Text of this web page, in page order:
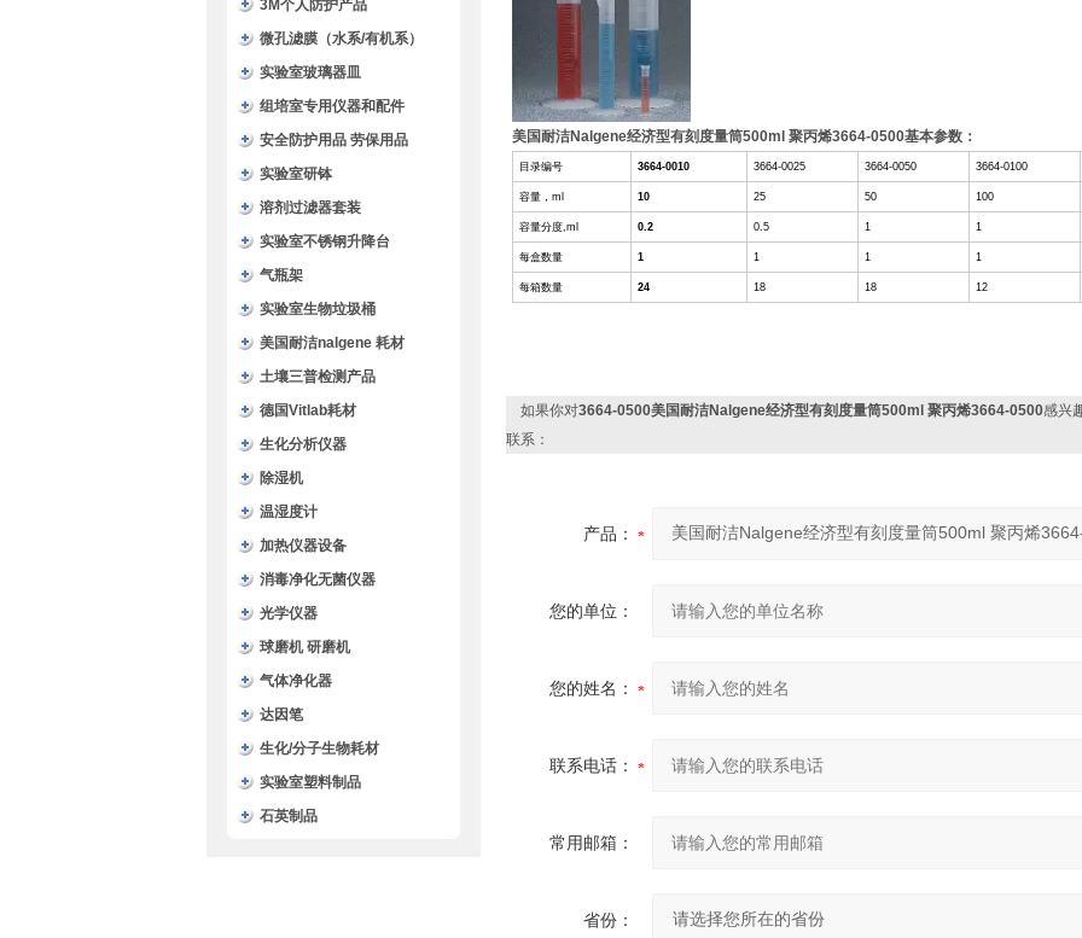
3M个人防护产品
微孔滤膜（水系/有机系）
实验室玻璃器皿
组培室专用仪器和配件
安全防护用品 劳保用品
实验室研钵
溶剂过滤器套装
实验室不锈钢升降台
气瓶架
实验室生物垃圾桶
美国耐洁nalgene 耗材
土壤三普检测产品
德国Vitlab耗材
生化分析仪器
除湿机
温湿度计
加热仪器设备
消毒净化无菌仪器
光学仪器
球磨机 研磨机
气体净化器
达因笔
生化/分子生物耗材
实验室塑料制品
石英制品
美国耐洁Nalgene经济型有刻度量筒500ml 聚丙烯3664-0500基本参数：
目录编号 3664-0010 3664-0025 3664-0050 3664-0100
容量，ml 10 25 50 100
容量分度,ml 0.2 0.5 1 1
每盒数量 1 1 1 1
每箱数量 24 18 18 12
如果你对3664-0500美国耐洁Nalgene经济型有刻度量筒500ml 聚丙烯3664-0500感兴
联系：
产品：
您的单位：
您的姓名：
联系电话：
常用邮箱：
省份：